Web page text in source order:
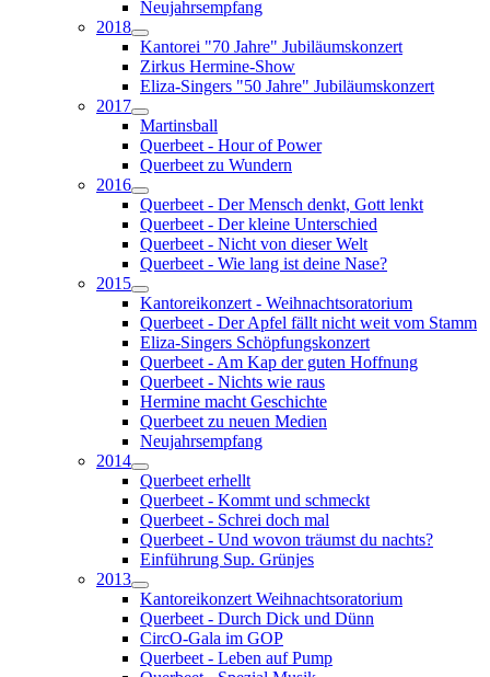
Neujahrsempfang
2018
Kantorei "70 Jahre" Jubiläumskonzert
Zirkus Hermine-Show
Eliza-Singers "50 Jahre" Jubiläumskonzert
2017
Martinsball
Querbeet - Hour of Power
Querbeet zu Wundern
2016
Querbeet - Der Mensch denkt, Gott lenkt
Querbeet - Der kleine Unterschied
Querbeet - Nicht von dieser Welt
Querbeet - Wie lang ist deine Nase?
2015
Kantoreikonzert - Weihnachtsoratorium
Querbeet - Der Apfel fällt nicht weit vom Stamm
Eliza-Singers Schöpfungskonzert
Querbeet - Am Kap der guten Hoffnung
Querbeet - Nichts wie raus
Hermine macht Geschichte
Querbeet zu neuen Medien
Neujahrsempfang
2014
Querbeet erhellt
Querbeet - Kommt und schmeckt
Querbeet - Schrei doch mal
Querbeet - Und wovon träumst du nachts?
Einführung Sup. Grünjes
2013
Kantoreikonzert Weihnachtsoratorium
Querbeet - Durch Dick und Dünn
CircO-Gala im GOP
Querbeet - Leben auf Pump